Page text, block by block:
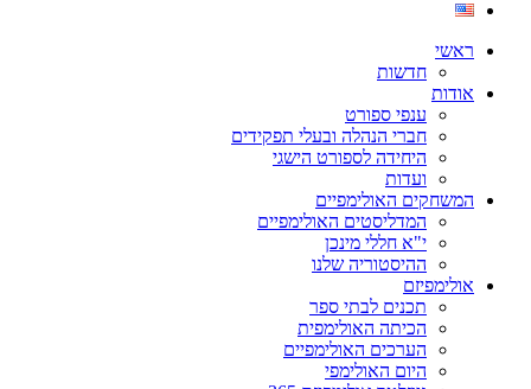
ראשי
חדשות
אודות
ענפי ספורט
חברי הנהלה ובעלי תפקידים
היחידה לספורט הישגי
ועדות
המשחקים האולימפיים
המדליסטים האולימפיים
י"א חללי מינכן
ההיסטוריה שלנו
אולימפיזם
תכנים לבתי ספר
הכיתה האולימפית
הערכים האולימפיים
היום האולימפי